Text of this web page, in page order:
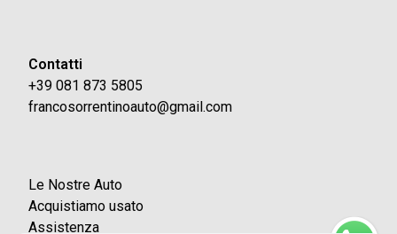
Contatti
+39 081 873 5805
francosorrentinoauto@gmail.com
Le Nostre Auto
Acquistiamo usato
Assistenza